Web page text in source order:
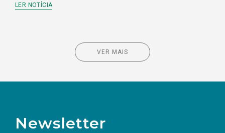
LER NOTÍCIA
VER MAIS
Newsletter